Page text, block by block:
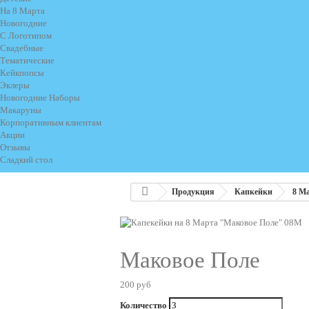
На 8 Марта
Новогодние
С Логотипом
Свадебные
Тематические
Кейкпопсы
Эклеры
Новогодние Наборы
Макаруны
Корпоративным клиентам
Акции
Отзывы
Сладкий стол
Продукция Капкейки 8
Маковое Поле
200 руб
Количество